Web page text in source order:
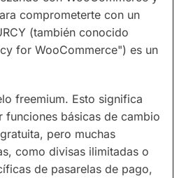
comprometerte con un
(también conocido
for WooCommerce") es un
freemium. Esto significa
funciones básicas de cambio
pero muchas
como divisas ilimitadas o
de pasarelas de pago,